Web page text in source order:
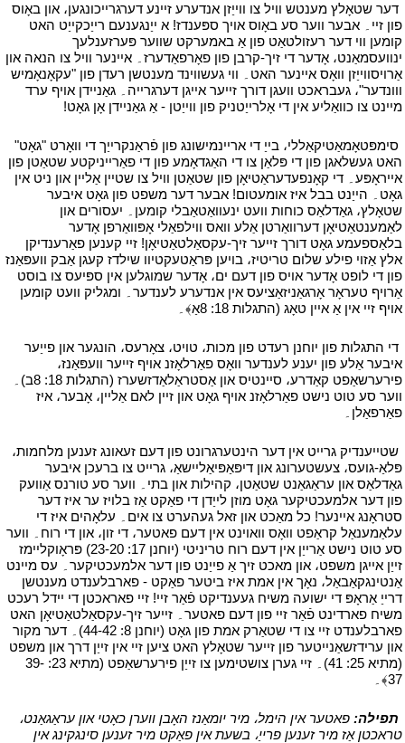
דער שטאָלץ מענטש וויל צו ווייַזן אנדערע זיינע דערגרייכונגען، און באָוס
פון זיי۔ אבער ווער סע באָוס אויך ספּענדז! א ייַנגענעם רייַכקייַט האט
קומען ווי דער רעזולטאַט פון אַ באמערקט שווער פּערזענלעך
ינוועסמאַנט، אָדער די זיך-קרבן פון פאָרפאַדערז۔ איינער וויל צו הנאה און
אַרויסווייַזן וואָס איינער האט۔ ווי געשווינד מענטשן רעדן פון "עקאָנאָמיש
ווונדער"، געבראכט וועגן דורך זייער אייגן דערגרייה۔ גאַניידן אויף ערד
מיינט צו כוואַליע אין די אָלרייַטניק פון ווייַטן - אַ גאַניידן אָן גאָט!
סימפּטאָמאַטיקאַללי، בייַ די אריינמישונג פון פֿראַנקרייַך די וואָרט "גאָט"
האט געשלאגן פון די פּלאַן צו די האַגדאָמע פון די פאַרייניקטע שטאַטן פון
אייראָפּע۔ די קאָנפעדעראַטיאָן פון שטאַטן וויל צו שטיין אַליין און ניט אין
גאָט۔ הייַנט בבל איז אומעטום! אבער דער משפט פון גאָט איבער
שטאָלץ، גאַדלאַס כוחות וועט ינעוואַטאַבלי קומען۔ יעסורים און
לאַמענטאַטיאָן דערוואַרטן אַלע וואס ווילפאַלי אָפּוואַרפן אָדער
בלאַספעמע גאָט דורך זייער זיך-עקסאַלטאַטיאָן! זיי קענען פאַרענדיקן
אלץ אַזוי פילע שלום טריטיז، בויען פּראַטעקטיוו שילדז קעגן אַבק וועפּאַנז
פון די לופט אָדער אויס פון דעם ים، אָדער שמוגלען אין ספּיעס צו בוסט
אַרויף טעראָר אָרגאַניזאַציעס אין אנדערע לענדער۔ ומגליק וועט קומען
אויף זיי אין אַ איין טאָג (התגלות 18: 8אַ﴾۔
די התגלות פון יוחנן רעדט פון מכות، טויט، צאָרעס، הונגער און פייַער
איבער אַלע פון יענע לענדער וואָס פאַרלאָזנ אויף זייער וועפּאַנז،
פירערשאַפט קאַדרע، סיינטיס און אַסטראַלאַדזשערז (התגלות 18: 8ב)۔
ווער סע טוט נישט פאַרלאָזנ אויף גאָט און זיין לאם אַליין، אָבער، איז
פאַרפאַלן۔
שטייענדיק גרייט אין דער הינטערגרונט פון דעם זעאונג זענען מלחמות،
פּלאַ-גועס، צעשטערונג און דיפּאַפּיאַליישאַ، גרייט צו ברעכן איבער
גאַדלאַס און עראַגאַנט שטאַטן، קהילות און בתי۔ ווער סע טורנס אַוועק
פון דער אלמעכטיקער גאָט מוזן לייַדן די פאַקט אַז בלויז ער איז דער
סטראָנג איינער! כל מאַכט און זאל געהערט צו אים۔ עלאָהים איז די
עלאַמענאַל קראַפט וואָס וואוינט אין דעם פאטער، די זון، און די רוח۔ ווער
סע טוט נישט אַרייַן אין דעם רוח טריניטי (יוחנן 17: 23-20) פּראָוקליימז
זייַן אייגן משפט، און מאכט זיך אַ פייַנט פון דער אלמעכטיקער۔ עס מיינט
אַנטינגקאַבאַל، נאָך אין אמת איז ביטער פאַקט - פארבלענדט מענטשן
דרייַ אַראָפּ די ישועה משיח געענדיקט פֿאַר זיי! זיי פאראכטן די יידל רעכט
משיח פארדינט פֿאַר זיי פון דעם פאטער۔ זייער זיך-עקסאַלטאַטיאָן האט
פארבלענדט זיי צו די שטאַרק אמת פון גאָט (יוחנן 8: 44-42)۔ דער מקור
און ערידזשאַנייטער פון זייער שטאָלץ האט ציען זיי אין זייַן דרך און משפט
(מתיא 25: 41)۔ זיי גערן צושטימען צו זייַן פירערשאַפט (מתיא 23: 39-
37﴾۔
תפילה: פאטער אין הימל، מיר יומאַנז האָבן ווערן כאָטי און עראַגאַנט،
טראכטן אַז מיר זענען פרייַ، בשעת אין פאַקט מיר זענען סינגקינג אין